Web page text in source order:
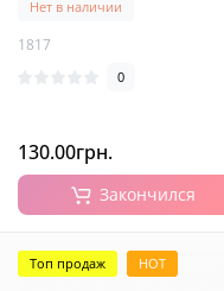
Нет в наличии
1817
0
130.00грн.
Закончился
Топ продаж HOT